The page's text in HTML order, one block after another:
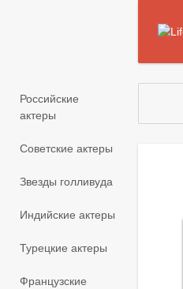
Российские
актеры
Советские актеры
Звезды голливуда
Индийские актеры
Турецкие актеры
Французские